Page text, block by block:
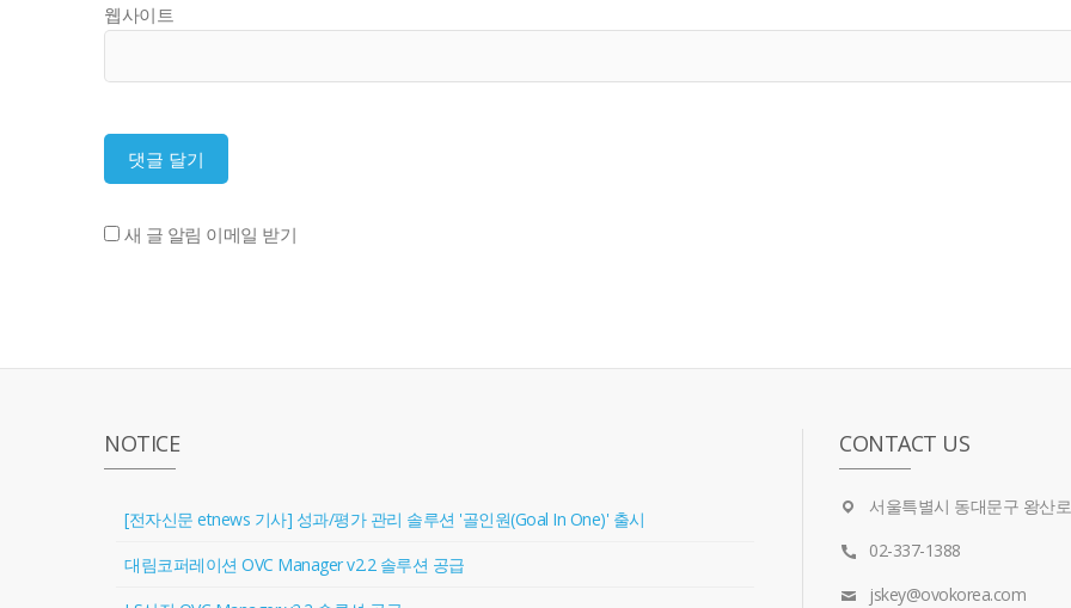
웹사이트
새 글 알림 이메일 받기
NOTICE
[전자신문 etnews 기사] 성과/평가 관리 솔루션 '골인원(Goal In One)' 출시
대림코퍼레이션 OVC Manager v2.2 솔루션 공급
CONTACT US
서울특별시 동대문구 왕산
02-337-1388
jskey@ovokorea.com